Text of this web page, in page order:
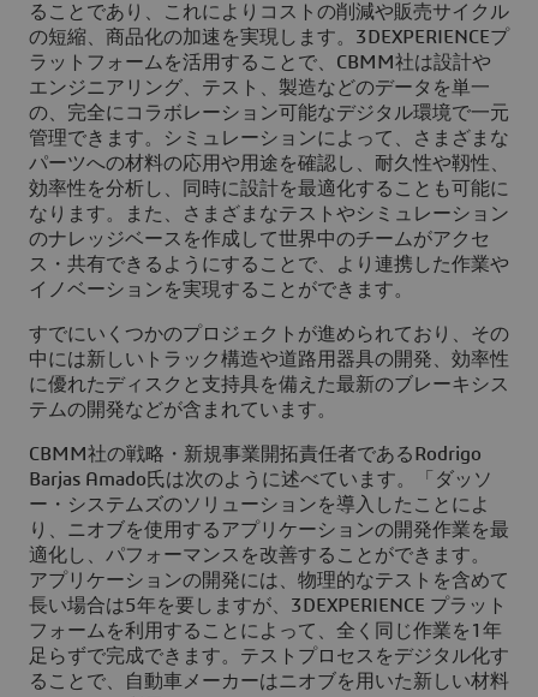
ることであり、これによりコストの削減や販売サイクル
の短縮、商品化の加速を実現します。3DEXPERIENCEプ
ラットフォームを活用することで、CBMM社は設計や
エンジニアリング、テスト、製造などのデータを単一
の、完全にコラボレーション可能なデジタル環境で一元
管理できます。シミュレーションによって、さまざまな
パーツへの材料の応用や用途を確認し、耐久性や靱性、
効率性を分析し、同時に設計を最適化することも可能に
なります。また、さまざまなテストやシミュレーション
のナレッジベースを作成して世界中のチームがアクセ
ス・共有できるようにすることで、より連携した作業や
イノベーションを実現することができます。
すでにいくつかのプロジェクトが進められており、その
中には新しいトラック構造や道路用器具の開発、効率性
に優れたディスクと支持具を備えた最新のブレーキシス
テムの開発などが含まれています。
CBMM社の戦略・新規事業開拓責任者であるRodrigo
Barjas Amado氏は次のように述べています。「ダッソ
ー・システムズのソリューションを導入したことによ
り、ニオブを使用するアプリケーションの開発作業を最
適化し、パフォーマンスを改善することができます。
アプリケーションの開発には、物理的なテストを含めて
長い場合は5年を要しますが、3DEXPERIENCE プラット
フォームを利用することによって、全く同じ作業を1年
足らずで完成できます。テストプロセスをデジタル化す
ることで、自動車メーカーはニオブを用いた新しい材料